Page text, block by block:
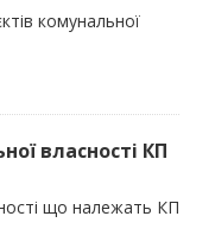
комунальної
власності КП
що належать КП